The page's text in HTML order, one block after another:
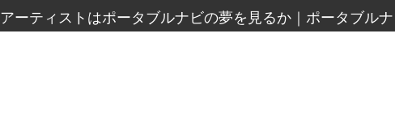
アーティストはポータブルナビの夢を見るか ポータブル